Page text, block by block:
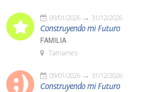
09/01/2026 31/12/2026
Construyendo mi Futuro
FAMILIA
Tamames
09/01/2026 31/12/2026
Construyendo mi Futuro